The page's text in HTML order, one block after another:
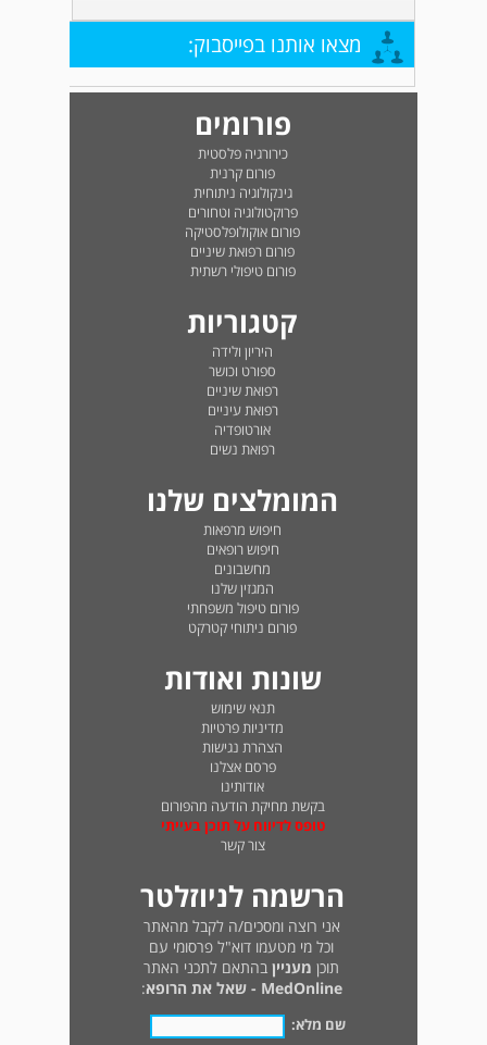
מצאו אותנו בפייסבוק:
פורומים
כירורגיה פלסטית
פורום קרנית
גינקולוגיה ניתוחית
פרוקטולוגיה וטחורים
פורום אוקולופלסטיקה
פורום רפואת שיניים
פורום טיפולי רשתית
קטגוריות
היריון ולידה
ספורט וכושר
רפואת שיניים
רפואת עיניים
אורטופדיה
רפואת נשים
המומלצים שלנו
חיפוש מרפאות
חיפוש רופאים
מחשבונים
המגזין שלנו
פורום טיפול משפחתי
פורום ניתוחי קטרקט
שונות ואודות
תנאי שימוש
מדיניות פרטיות
הצהרת נגישות
פרסם אצלנו
אודותינו
בקשת מחיקת הודעה מהפורום
טופס לדיווח על תוכן בעייתי
צור קשר
הרשמה לניוזלטר
אני רוצה ומסכים/ה לקבל מהאתר
וכל מי מטעמו דוא"ל פרסומי עם
תוכן מעניין בהתאם לתכני האתר
MedOnline - שאל את הרופא
:
שם מלא: